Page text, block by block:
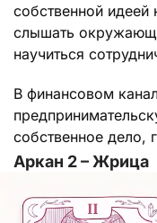
собственной идеей
слышать
научиться
В финансовом
собственное дело,
Аркан 2 – Жрица